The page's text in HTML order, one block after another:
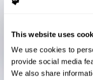
This website uses
We use cookies to
provide social media
We also share